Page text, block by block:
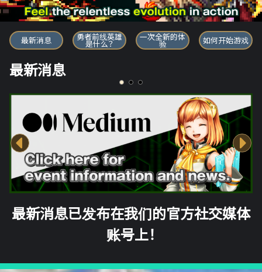
勇者前线英雄
最新消息 勇者前线英雄
是什么？
一次全新的体
验 如何开始游戏
最新消息
最新消息已发布在我们的官方社交媒体
账号上！